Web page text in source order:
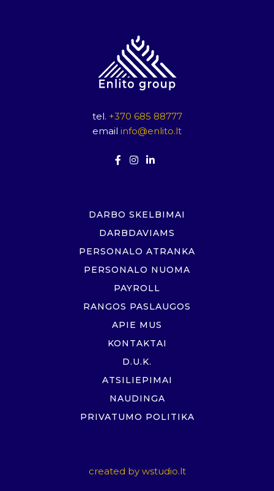
tel. +370 685 88777
email info@enlito.lt
DARBO SKELBIMAI
DARBDAVIAMS
PERSONALO ATRANKA
PERSONALO NUOMA
PAYROLL
RANGOS PASLAUGOS
APIE MUS
KONTAKTAI
D.U.K.
ATSILIEPIMAI
NAUDINGA
PRIVATUMO POLITIKA
created by wstudio.lt